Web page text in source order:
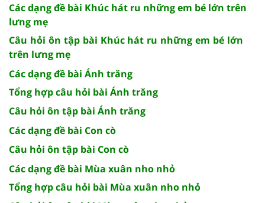
Các dạng đề bài Khúc hát ru những em bé lớn trên
lưng mẹ
Câu hỏi ôn tập bài Khúc hát ru những em bé lớn
trên lưng mẹ
Các dạng đề bài Ánh trăng
Tổng hợp câu hỏi bài Ánh trăng
Câu hỏi ôn tập bài Ánh trăng
Các dạng đề bài Con cò
Câu hỏi ôn tập bài Con cò
Các dạng đề bài Mùa xuân nho nhỏ
Tổng hợp câu hỏi bài Mùa xuân nho nhỏ